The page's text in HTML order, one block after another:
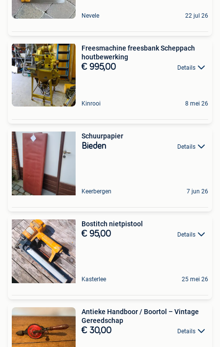
Nevele 22 jul 26
Freesmachine freesbank Scheppach
houtbewerking
€ 995,00 Details
Kinrooi 8 mei 26
Schuurpapier
Bieden Details
Keerbergen 7 jun 26
Bostitch nietpistool
€ 95,00 Details
Kasterlee 25 mei 26
Antieke Handboor / Boortol – Vintage
Gereedschap
€ 30,00 Details